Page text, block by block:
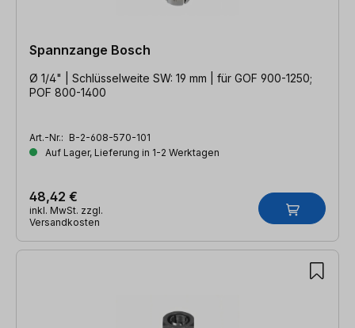
Spannzange Bosch
Ø 1/4" | Schlüsselweite SW: 19 mm | für GOF 900-1250;
POF 800-1400
Art.-Nr.: B-2-608-570-101
Auf Lager, Lieferung in 1-2 Werktagen
48,42 €
inkl. MwSt. zzgl.
Versandkosten